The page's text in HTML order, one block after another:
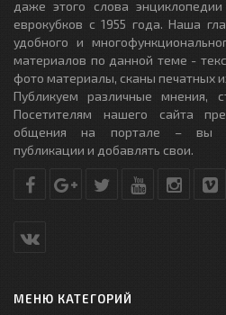
даже этого слова
еврокубков с 1955 года. Наша
удобного и
материалов по данной теме -
фото материалы, сканы печатных
Публикуем различные мнения,
Посетителям нашего сайта
общения на портале – вы
публикации и добавлять свои.
МЕНЮ КАТЕГОРИЙ